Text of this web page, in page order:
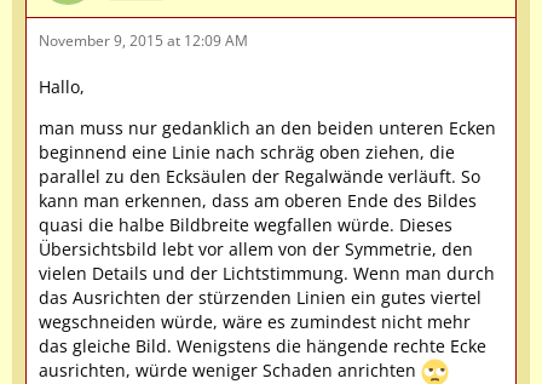
November 9, 2015 at 12:09 AM
Hallo,
man muss nur gedanklich an den beiden unteren Ecken
beginnend eine Linie nach schräg oben ziehen, die
parallel zu den Ecksäulen der Regalwände verläuft. So
kann man erkennen, dass am oberen Ende des Bildes
quasi die halbe Bildbreite wegfallen würde. Dieses
Übersichtsbild lebt vor allem von der Symmetrie, den
vielen Details und der Lichtstimmung. Wenn man durch
das Ausrichten der stürzenden Linien ein gutes viertel
wegschneiden würde, wäre es zumindest nicht mehr
das gleiche Bild. Wenigstens die hängende rechte Ecke
ausrichten, würde weniger Schaden anrichten